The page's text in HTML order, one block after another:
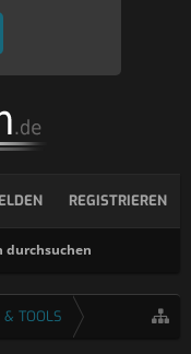
durchsuchen
REGISTRIEREN
TOOLS